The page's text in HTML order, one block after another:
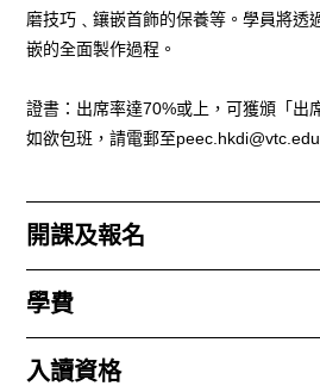
磨技巧 ﹑鑲嵌首飾的保養等 。學員將透
嵌的全面製作過程 。
證書：出席率達70%或上，可獲頒「出
如欲包班，請電郵至
開課及報名
學費
入讀資格